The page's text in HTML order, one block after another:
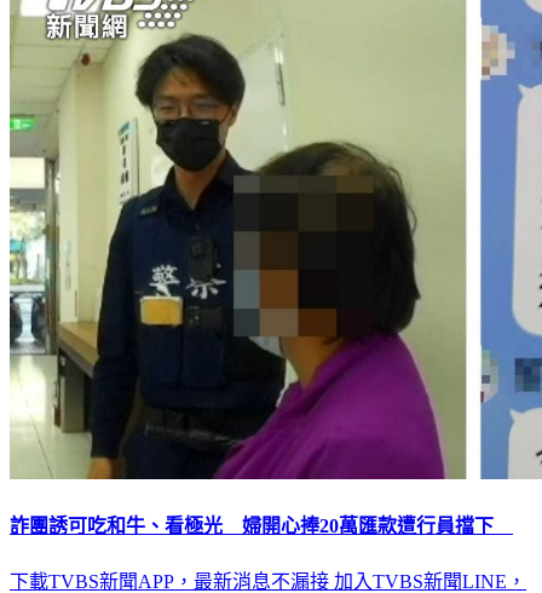
詐團誘可吃和牛、看極光 婦開心捧20萬匯款遭行員擋下
下載TVBS新聞APP，最新消息不漏接 加入TVBS新聞LINE，